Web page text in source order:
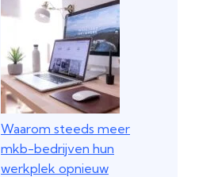
Waarom steeds meer
mkb-bedrijven hun
werkplek opnieuw